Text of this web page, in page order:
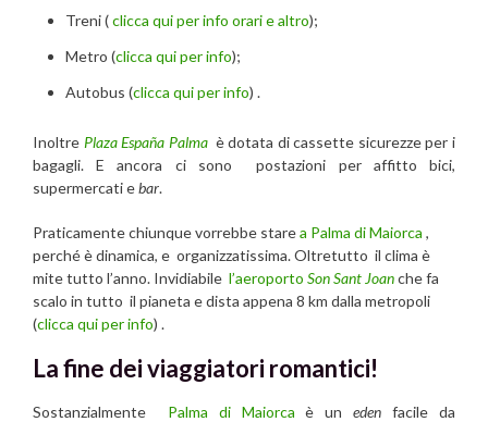
Treni (clicca qui per info orari e altro);
Metro (clicca qui per info);
Autobus (clicca qui per info) .
Inoltre Plaza España Palmaè dotata di cassette sicurezze per i
bagagli. E ancora ci sono postazioni per affitto bici,
supermercati ebar.
Praticamente chiunque vorrebbe starea Palma di Maiorca ,
perché è dinamica, e organizzatissima. Oltretutto il clima è
mite tutto l’anno. Invidiabile l’aeroporto Son Sant Joanche fa
scalo in tutto il pianeta e dista appena 8 km dalla metropoli
(clicca qui per info) .
La fine dei viaggiatori romantici!
Sostanzialmente Palma di Maiorca è unedenfacile da